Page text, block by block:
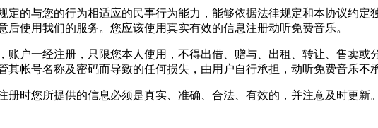
的与您的行为相适应的民事行为能力，能够依据法律规定和本协议约定
使用我们的服务。您应该使用真实有效的信息注册动听免费音乐。
户一经注册，只限您本人使用，不得出借、赠与、出租、转让、售卖
帐号名称及密码而导致的任何损失，由用户自行承担，动听免费音乐不
时您所提供的信息必须是真实、准确、合法、有效的，并注意及时更